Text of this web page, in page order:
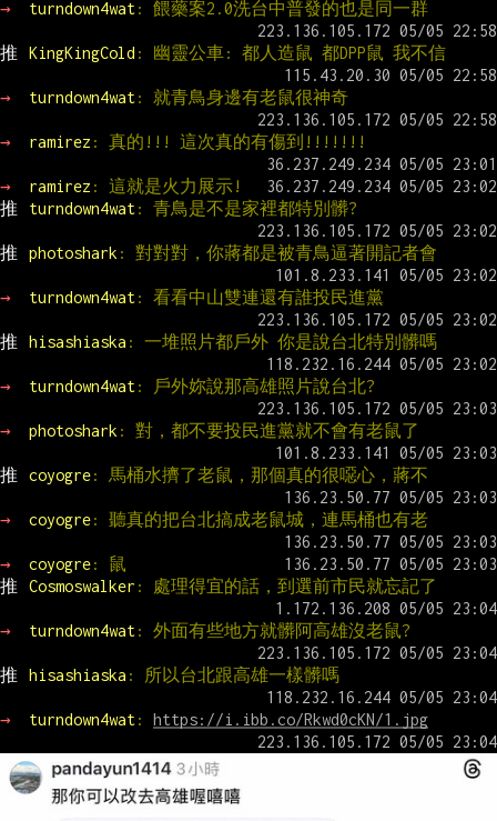
→ turndown4wat: 餵藥案2.0洗台中普發的也是同一群
推 KingKingCold : 幽靈公車: 都人造鼠 都DPP鼠 我不信
→ turndown4wat: 就青鳥身邊有老鼠很神奇
→ ramirez : 真的!!! 這次真的有傷到!!!!!!!
→ ramirez : 這就是火力展示!
推
turndown4wat: 青鳥是不是家裡都特別髒?
推 photoshark : 對對對，你蔣都是被青鳥逼著開記者會
→ turndown4wat: 看看中山雙連還有誰投民進黨
推 hisashiaska : 一堆照片都戶外 你是說台北特別髒嗎
→ turndown4wat: 戶外妳說那高雄照片說台北?
→ photoshark : 對，都不要投民進黨就不會有老鼠了
推 coyogre: 馬桶水擠了老鼠，那個真的很噁心，蔣不
→ coyogre: 聽真的把台北搞成老鼠城，連馬桶也有老
→ coyogre: 鼠
推
Cosmoswalker : 處理得宜的話，到選前市民就忘記了
→ turndown4wat: 外面有些地方就髒阿高雄沒老鼠?
推 hisashiaska : 所以台北跟高雄一樣髒嗎
→ turndown4wat: https://i.ibb.co/Rkwd0cKN/1.jpg